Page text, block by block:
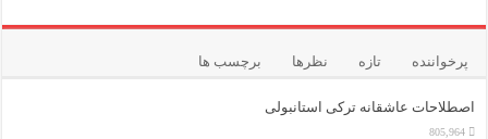
اجاره خانه در استانبول چگونه است؟ راهنمای کامل در سال 2026
پرخواننده تازه نظرها برچسب ها
اصطلاحات عاشقانه ترکی استانبولی
805,964